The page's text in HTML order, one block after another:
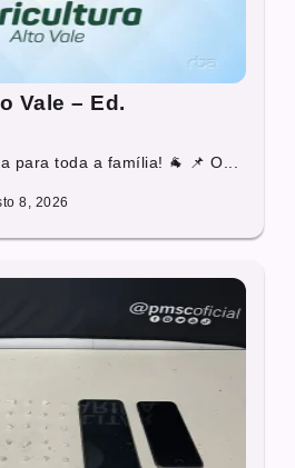
Vale – Ed.
para toda a família! 🐐 📌 O...
8, 2026